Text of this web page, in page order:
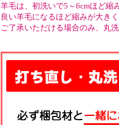
羊毛は、初洗いで5～6cmほど縮
良い羊毛になるほど縮みが大きく
ご了承いただける場合のみ、丸